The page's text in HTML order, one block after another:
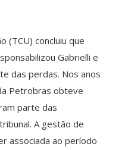
(TCU) concluiu que
Gabrielli e
das perdas. Nos anos
Petrobras obteve
parte das
A gestão de
associada ao período